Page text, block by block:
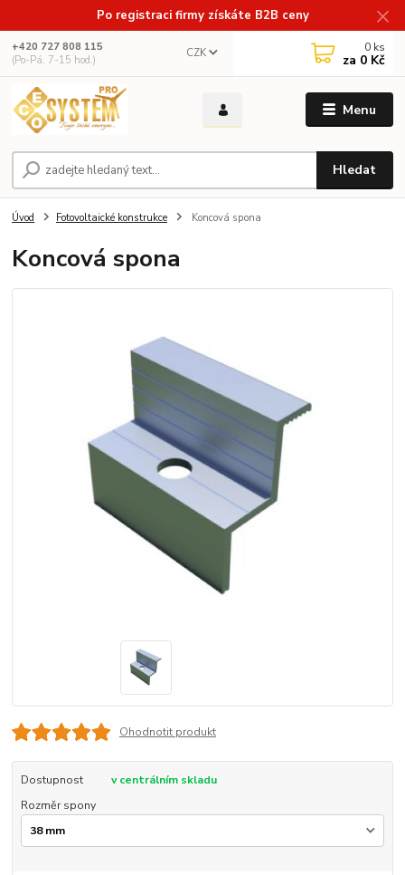
Po registraci firmy získáte B2B ceny
Menu
CZK
Hledat
+420 727 808 115
(Po-Pá, 7-15 hod.)
0 ks
za 0 Kč
Úvod Fotovoltaické konstrukce Koncová spona
Koncová spona
Ohodnotit produkt
Dostupnost
v centrálním skladu
Rozměr spony